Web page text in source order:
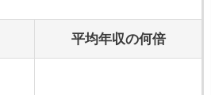
平均年収の何倍